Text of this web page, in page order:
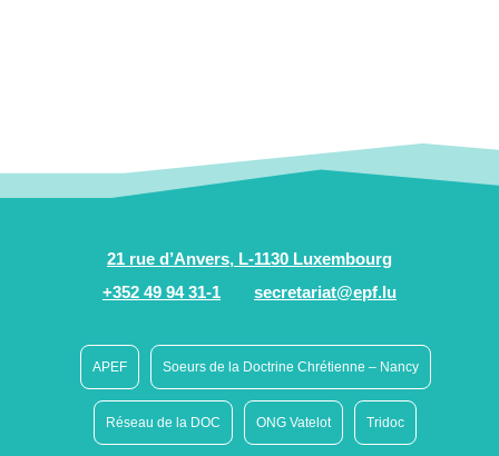
21 rue d’Anvers, L-1130 Luxembourg
+352 49 94 31-1
secretariat@epf.lu
APEF Soeurs de la Doctrine Chrétienne – Nancy
Réseau de la DOC ONG Vatelot Tridoc